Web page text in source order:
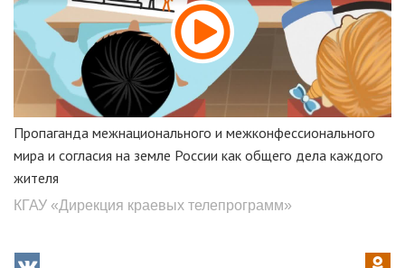
Пропаганда межнационального и межконфессионального
мира и согласия на земле России как общего дела каждого
жителя
КГАУ «Дирекция краевых телепрограмм»